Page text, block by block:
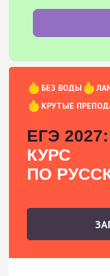
БЕЗ ВОДЫ
КРУТЫЕ
ЕГЭ 2027:
КУРС
ПО